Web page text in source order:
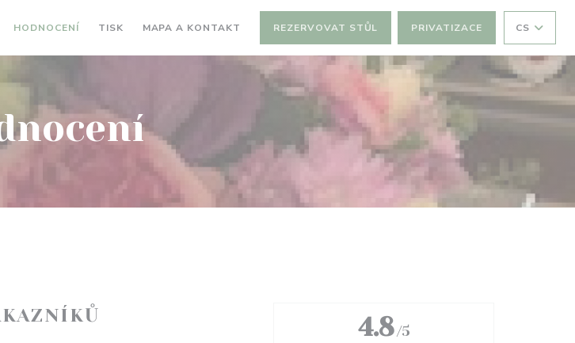
HODNOCENÍ TISK MAPA A KONTAKT REZERVOVAT STŮL PRIVATIZACE CS
4.8 /5